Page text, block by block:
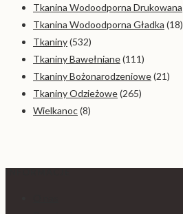
Tkanina Wodoodporna Drukowana
Tkanina Wodoodporna Gładka (18)
Tkaniny(532)
Tkaniny Bawełniane(111)
Tkaniny Bożonarodzeniowe(21)
Tkaniny Odzieżowe(265)
Wielkanoc(8)